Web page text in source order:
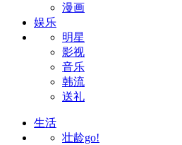
漫画
娱乐
明星
影视
音乐
韩流
送礼
生活
壮龄go!